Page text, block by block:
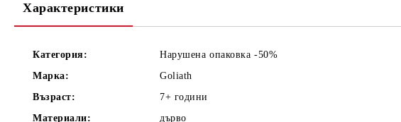
Характеристики
Категория:
Нарушена опаковка -50%
Марка:
Goliath
Възраст:
7+ години
Материали:
дърво